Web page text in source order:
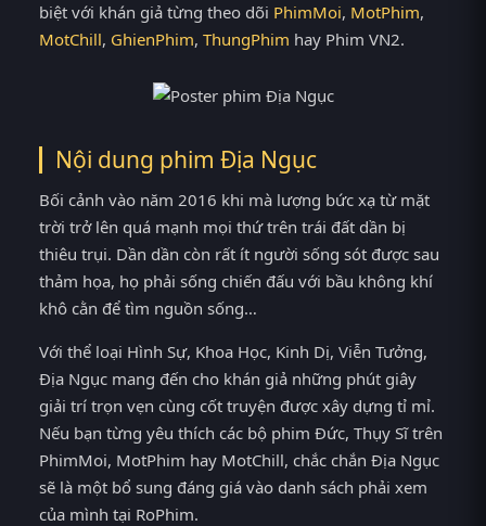
biệt với khán giả từng theo dõi PhimMoi, MotPhim,
MotChill, GhienPhim, ThungPhim hay Phim VN2.
Nội dung phim Địa Ngục
Bối cảnh vào năm 2016 khi mà lượng bức xạ từ mặt
trời trở lên quá mạnh mọi thứ trên trái đất dần bị
thiêu trụi. Dần dần còn rất ít người sống sót được sau
thảm họa, họ phải sống chiến đấu với bầu không khí
khô cằn để tìm nguồn sống…
Với thể loại Hình Sự, Khoa Học, Kinh Dị, Viễn Tưởng,
Địa Ngục mang đến cho khán giả những phút giây
giải trí trọn vẹn cùng cốt truyện được xây dựng tỉ mỉ.
Nếu bạn từng yêu thích các bộ phim Đức, Thụy Sĩ trên
PhimMoi, MotPhim hay MotChill, chắc chắn Địa Ngục
sẽ là một bổ sung đáng giá vào danh sách phải xem
của mình tại RoPhim.